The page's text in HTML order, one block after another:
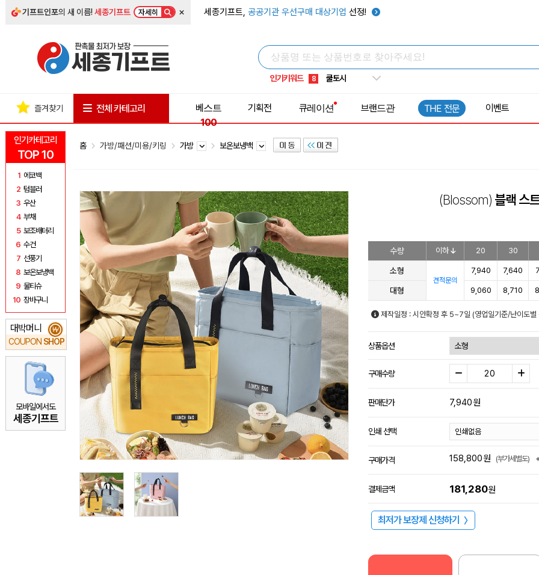
기프트인포의 새 이름!세종기프트 자세히 × 세종기프트, 공공기관 우선구매 대상기업 선정!
인기키워드
5 키캡
8 쿨토시
9 넥쿨러
1 선풍기
인기카테고리
TOP 10
1 에코백
2 텀블러
3 우산
4 부채
5 보조배터리
6 수건
7 선풍기
8 보온보냉백
9 물티슈
10 장바구니
대박머니
COUPON SHOP
₩
모바일에서도
세종기프트
즐겨찾기 전체 카테고리
베스트
100
기획전 큐레이션 브랜드관 THE 전문 이벤트
홈 가방/패션/미용/키링 가방 보온보냉백
(Blossom) 블랙 스
수량 이하 20 30
소형
견적문의
7,940 7,640
대형 9,060 8,710
제작일정 : 시안확정 후 5~7일 (영업일기준/난이도별
상품옵션
구매수량
판매단가 7,940원
인쇄 선택
구매가격 158,800원 (부가세별도)
결제금액 181,280원
최저가 보장제 신청하기 〉